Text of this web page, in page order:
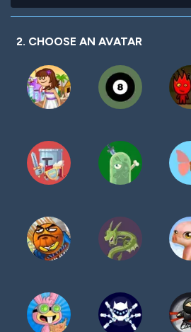
2. CHOOSE AN AVATAR